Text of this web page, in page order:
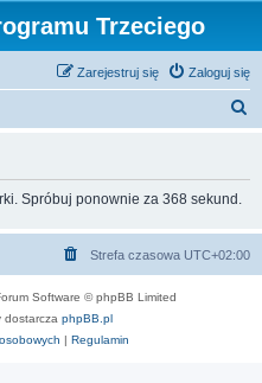
Trzeciego
Zaloguj się
Zarejestruj się
j
Spróbuj ponownie za 368 sekund.
Strefa czasowa UTC+02:00
Software © phpBB Limited
dostarcza phpBB.pl
| Regulamin